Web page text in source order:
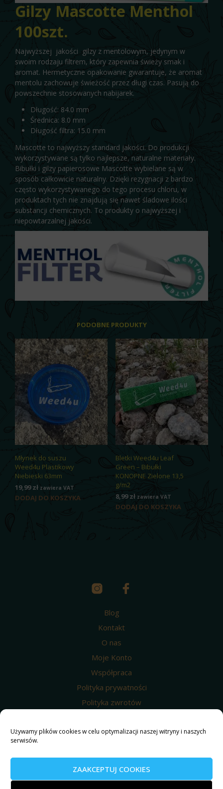
Używamy plików cookies w celu optymalizacji naszej witryny i naszych
serwisów.
ZAAKCEPTUJ COOKIES
Gilzy Mascotte Menthol
100szt.
Najwyższej jakości gilzy z mentolowym, jedynym w
swoim rodzaju filtrem, który zapewnia świeży smak i
aromat. Hermetyczne opakowanie gwarantuje, że aromat
mentolu zachowuje świeżość przez długi czas. Pasują do
powszechnie stosowanych nabijarek.
Długość: 84.0 mm
Średnica: 8.0 mm
Długość filtra: 15.0 mm
Mascotte to najwyższy standard jakości. Do produkcji
wykorzystywane są tylko najlepsze, naturalne materiały.
Bibułki i gilzy papierosowe Mascotte wybielane są w
sposób całkowicie naturalny. Dzięki rezygnacji z bardzo
często wykorzystywanego do tego procesu chloru, w
produktach tych nie znajdują się nawet śladowe ilości
substancji chemicznych. To produkty o najwyższej i
niepowtarzalnej jakości.
PODOBNE PRODUKTY
Młynek do suszu
Weed4u Plastikowy
Niebieski 63mm
19,99zł zawiera VAT
DODAJ DO KOSZYKA
Bletki Weed4u Leaf
Green – Bibułki
KONOPNE Zielone 13,5
g/m2
8,99zł zawiera VAT
DODAJ DO KOSZYKA
Blog
Kontakt
O nas
Moje Konto
Współpraca
Polityka prywatności
Polityka zwrotów
Regulamin